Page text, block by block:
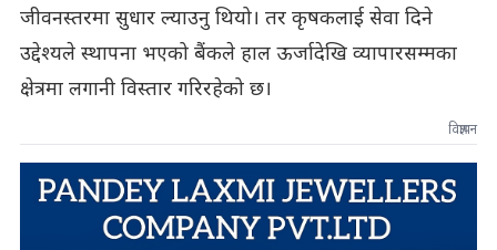
जीवनस्तरमा सुधार ल्याउनु थियो। तर कृषकलाई सेवा दिने
उद्देश्यले स्थापना भएको बैंकले हाल ऊर्जादेखि व्यापारसम्मका
क्षेत्रमा लगानी विस्तार गरिरहेको छ।
विज्ञापन